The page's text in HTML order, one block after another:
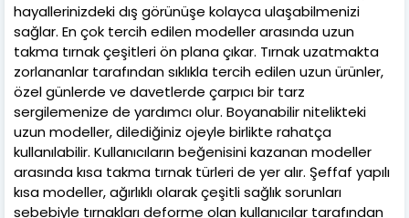
hayallerinizdeki dış görünüşe kolayca ulaşabilmenizi
sağlar. En çok tercih edilen modeller arasında uzun
takma tırnak çeşitleri ön plana çıkar. Tırnak uzatmakta
zorlananlar tarafından sıklıkla tercih edilen uzun ürünler,
özel günlerde ve davetlerde çarpıcı bir tarz
sergilemenize de yardımcı olur. Boyanabilir nitelikteki
uzun modeller, dilediğiniz ojeyle birlikte rahatça
kullanılabilir. Kullanıcıların beğenisini kazanan modeller
arasında kısa takma tırnak türleri de yer alır. Şeffaf yapılı
kısa modeller, ağırlıklı olarak çeşitli sağlık sorunları
sebebiyle tırnakları deforme olan kullanıcılar tarafından